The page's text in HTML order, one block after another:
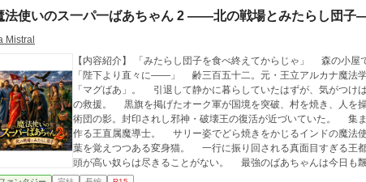
法使いのス一パ一ばあちゃん 2 ――北の戦場とみたらし団
Mistral
【内容紹介】 「みたらし団子を食べ終えてからじゃ」 森の小屋で薬草を干していたら、王都から使者が来た。
「陛下より直々に——」 齢三百五十二。元・王立アルカナ魔法学院院長、マグダレーナ・エルドウィン——通称
「マグばあ」。 引退して静かに暮らしていたはずが、気がつけばまた旅に出ていた
の救援。 黒旗を掲げたオーク軍が国境を突破、村を焼き、人
術団の影。封印されし邪神・破壊王の復活が近づいていた。 集まった仲間は癖だらけ。 文句を言いながら飯を
作る王直属魔導士。 サリー姿でどら焼きをかじるインドの魔
葉を覚えつつある変身猫。 一行に振り回される真面目すぎる王都軍副官。 悪代官に領主、今度
頭が高い奴らは尽きることがない。 最強のばあちゃんは今日も飄々
に入ったから動いた。それだけじゃ」 やれやれじゃ。戦場でも、団子は旨い。 最強ばあちゃんの痛快ざまぁ・